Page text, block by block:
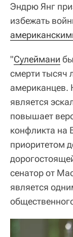
Эндрю Янг
избежать
"Сулеймани
смерти тысяч
американцев.
является
повышает
конфликта на
приоритетом
сенатор от
является